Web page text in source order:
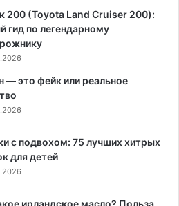
200 (Toyota Land Cruiser 200):
гид по легендарному
— это фейк или реальное
с подвохом: 75 лучших хитрых
для детей
ирландское масло? Польза,